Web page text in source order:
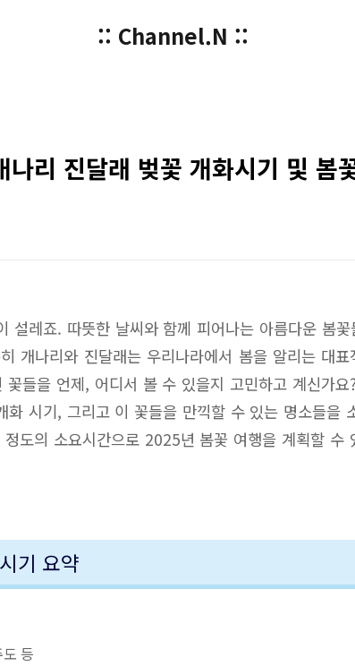
:: Channel.N ::
리 진달래 벚꽃 개화시기 및 봄
설레죠. 따뜻한 날씨와 함께 피어나는 아름다운 봄
개나리와 진달래는 우리나라에서 봄을 알리는 대
들을 언제, 어디서 볼 수 있을지 고민하고 계신가
화 시기, 그리고 이 꽃들을 만끽할 수 있는 명소들을
도의 소요시간으로 2025년 봄꽃 여행을 계획할 수
기 요약
등